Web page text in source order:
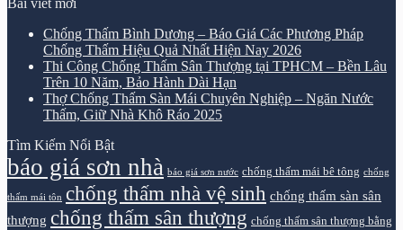
Bài viết mới
Chống Thấm Bình Dương – Báo Giá Các Phương Pháp
Chống Thấm Hiệu Quả Nhất Hiện Nay 2026
Thi Công Chống Thấm Sân Thượng tại TPHCM – Bền Lâu
Trên 10 Năm, Bảo Hành Dài Hạn
Thợ Chống Thấm Sàn Mái Chuyên Nghiệp – Ngăn Nước
Thấm, Giữ Nhà Khô Ráo 2025
Tìm Kiếm Nổi Bật
báo giá sơn nhà báo giá sơn nước chống thấm mái bê tông chống
thấm mái tôn chống thấm nhà vệ sinh chống thấm sàn sân
thượng chống thấm sân thượng chống thấm sân thượng bằng